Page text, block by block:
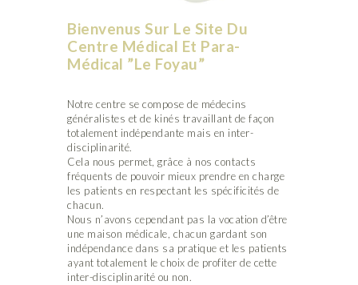
Bienvenus Sur Le Site Du
Centre Médical Et Para-
Médical ”Le Foyau”
Notre centre se compose de médecins
généralistes et de kinés travaillant de façon
totalement indépendante mais en inter-
disciplinarité.
Cela nous permet, grâce à nos contacts
fréquents de pouvoir mieux prendre en charge
les patients en respectant les spécificités de
chacun.
Nous n’avons cependant pas la vocation d’être
une maison médicale, chacun gardant son
indépendance dans sa pratique et les patients
ayant totalement le choix de profiter de cette
inter-disciplinarité ou non.